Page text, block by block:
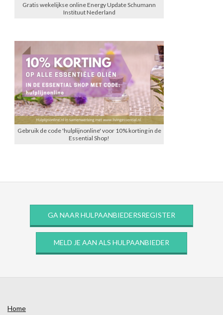
Gratis wekelijkse online Energy Update Schumann
Instituut Nederland
Gebruik de code 'hulplijnonline' voor 10% korting in de
Essential Shop!
GA NAAR HULPAANBIEDERSREGISTER
MELD JE AAN ALS HULPAANBIEDER
Home